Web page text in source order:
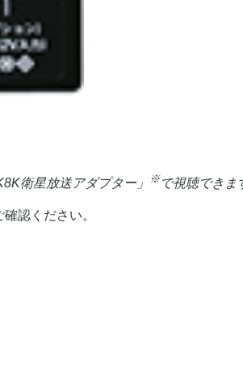
衛星放送アダプター」 ※ で視聴できま
認ください。